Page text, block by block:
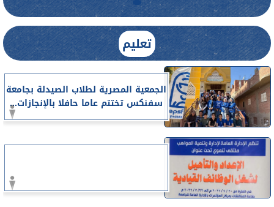
تعليم
الجمعية المصرية لطلاب الصيدلة بجامعة
سفنكس تختتم عاما حافلا بالإنجازات...